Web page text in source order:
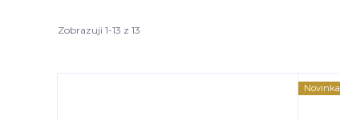
Zobrazuji 1-13 z 13
Novinka